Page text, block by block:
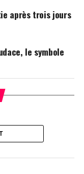
après trois jours
le symbole